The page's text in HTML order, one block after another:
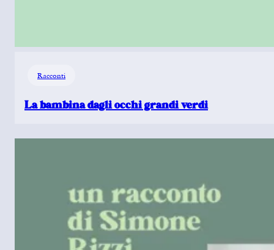
Racconti
La bambina dagli occhi grandi verdi